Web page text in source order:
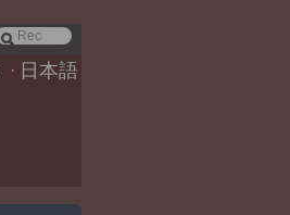
日本語